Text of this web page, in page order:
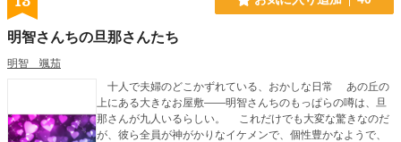
明智さんちの旦那さんたち
明智 颯茄
十人で夫婦のどこかずれている、おかしな日常 あの丘の
上にある大きなお屋敷――明智さんちのもっぱらの噂は、旦
那さんが九人いるらしい。 これだけでも大変な驚きなのだ
が、彼ら全員が神がかりなイケメンで、個性豊かなようで、